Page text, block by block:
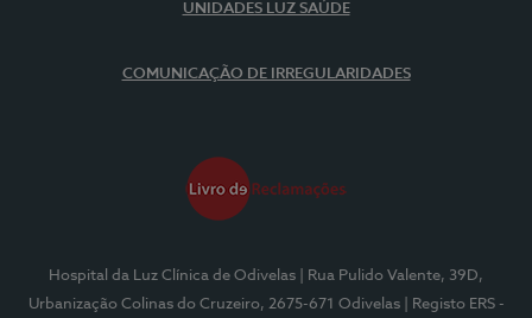
UNIDADES LUZ SAÚDE
COMUNICAÇÃO DE IRREGULARIDADES
Hospital da Luz Clínica de Odivelas
| Rua Pulido Valente, 39D,
Urbanização Colinas do Cruzeiro, 2675-671 Odivelas
| Registo ERS -